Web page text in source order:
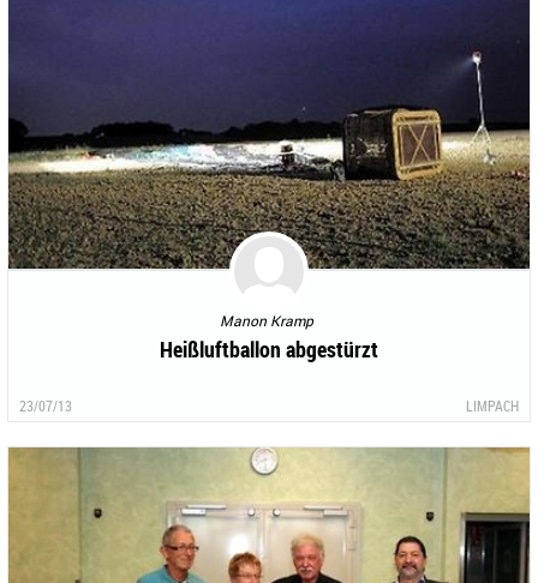
Manon Kramp
Heißluftballon abgestürzt
23/07/13 LIMPACH